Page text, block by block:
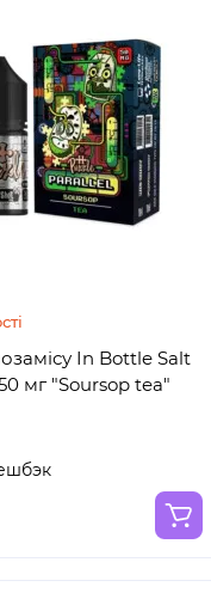
In Bottle Salt
мг "Soursop tea"